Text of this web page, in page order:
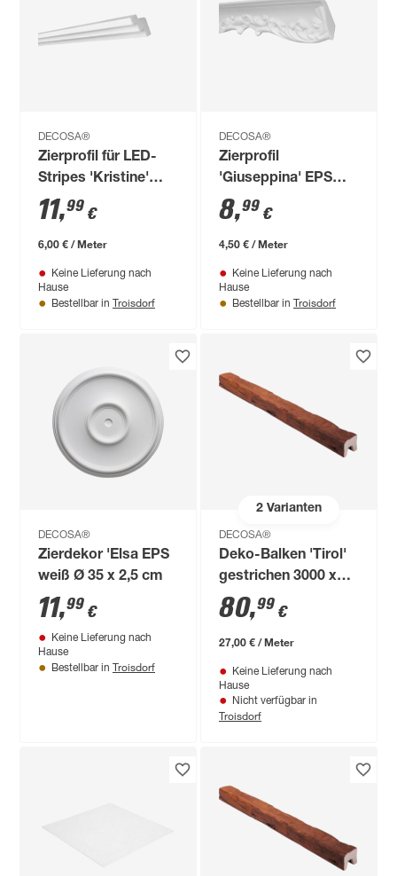
DECOSA®
Zierprofil für LED-
Stripes 'Kristine'
EPS weiß 200 x 6,5
cm
11,99 €
6,00 € / Meter
Keine Lieferung nach
Hause
Bestellbar in Troisdorf
DECOSA®
Zierprofil
'Giuseppina' EPS
weiß 200 x 8,5 x 5,5
cm
8,99 €
4,50 € / Meter
Keine Lieferung nach
Hause
Bestellbar in Troisdorf
DECOSA®
Zierdekor 'Elsa EPS
weiß Ø 35 x 2,5 cm
11,99 €
Keine Lieferung nach
Hause
Bestellbar in Troisdorf
2Varianten
DECOSA®
Deko-Balken 'Tirol'
gestrichen 3000 x
120 x 120 mm
80,99 €
27,00 € / Meter
Keine Lieferung nach
Hause
Nicht verfügbar in
Troisdorf